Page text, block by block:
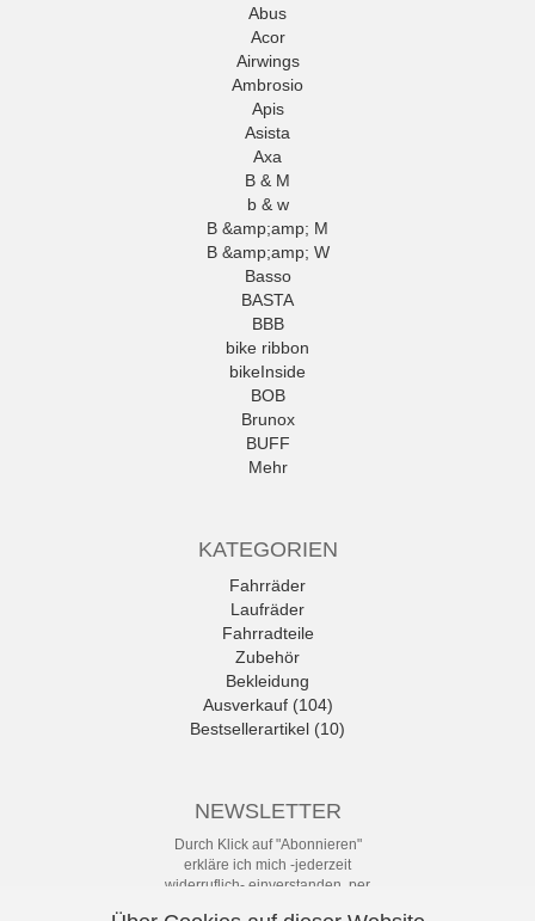
Abus
Acor
Airwings
Ambrosio
Apis
Asista
Axa
B & M
b & w
B &amp;amp; M
B &amp;amp; W
Basso
BASTA
BBB
bike ribbon
bikeInside
BOB
Brunox
BUFF
Mehr
KATEGORIEN
Fahrräder
Laufräder
Fahrradteile
Zubehör
Bekleidung
Ausverkauf (104)
Bestsellerartikel (10)
NEWSLETTER
Durch Klick auf "Abonnieren"
erkläre ich mich -jederzeit
widerruflich- einverstanden, per